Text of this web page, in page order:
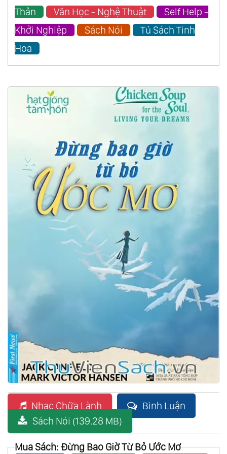
Thân
Văn Học - Nghệ Thuật
Self Help -
Khởi Nghiệp
Sách Nói
Tủ Sách Tinh
Hoa
Nhạc Chữa Lành
Bình Luận
Sách Nói (139.28 MB)
Mua Sách: Đừng Bao Giờ Từ Bỏ Ước Mơ